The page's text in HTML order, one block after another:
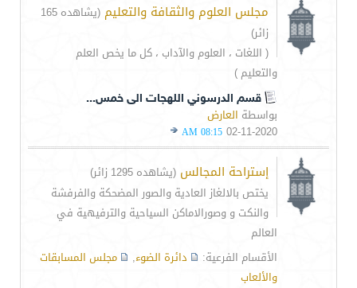
مجلس العلوم والثقافة والتعليم
(يشاهده 165
زائر)
( اللغات ، العلوم والآداب ، كل ما يخص العلم
والتعليم )
قسم الدرسوني اللهجات الى خمس...
بواسطة العارض
02-11-2020
08:15 AM
إستراحة المجالس (يشاهده 1295 زائر)
يختص بالالغاز العادية والصور المضحكة والفرفشة
والنكت و وصورالاماكن السياحية والترفيهية في
العالم
الأقسام الفرعية:
دائرة الضوء,
مجلس المسابقات
والألعاب